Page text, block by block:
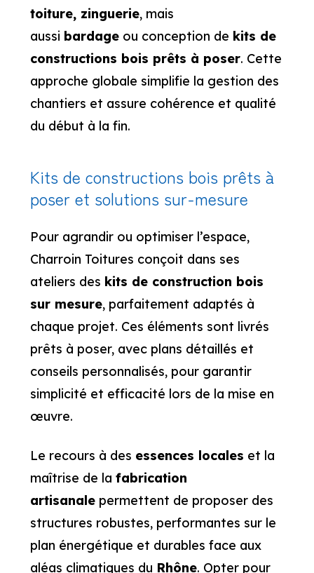
toiture, zinguerie, mais
aussi bardageou conception de kits de
constructions bois prêts à poser. Cette
approche globale simplifie la gestion des
chantiers et assure cohérence et qualité
du début à la fin.
Kits de constructions bois prêts à
poser et solutions sur-mesure
Pour agrandir ou optimiser l’espace,
Charroin Toitures conçoit dans ses
ateliers des kits de construction bois
sur mesure, parfaitement adaptés à
chaque projet. Ces éléments sont livrés
prêts à poser, avec plans détaillés et
conseils personnalisés, pour garantir
simplicité et efficacité lors de la mise en
œuvre.
Le recours à des essences locales et la
maîtrise de la fabrication
artisanalepermettent de proposer des
structures robustes, performantes sur le
plan énergétique et durables face aux
aléas climatiques du Rhône. Opter pour